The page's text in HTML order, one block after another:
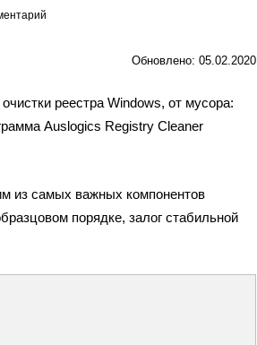
Обновлено: 05.02.2020
реестра Windows, от мусора:
Auslogics Registry Cleaner
из самых важных компонентов
порядке, залог стабильной